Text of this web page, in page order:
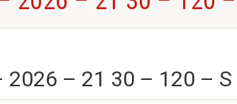
2026 – 21 30 – 120 – S